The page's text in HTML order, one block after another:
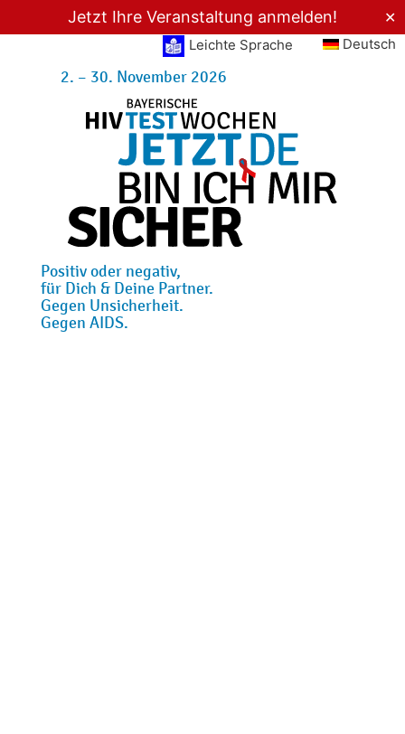
Jetzt Ihre Veranstaltung anmelden!
✕
Leichte Sprache
Deutsch
2. – 30. November 2026
Positiv oder negativ,
für Dich & Deine Partner.
Gegen Unsicherheit.
Gegen AIDS.